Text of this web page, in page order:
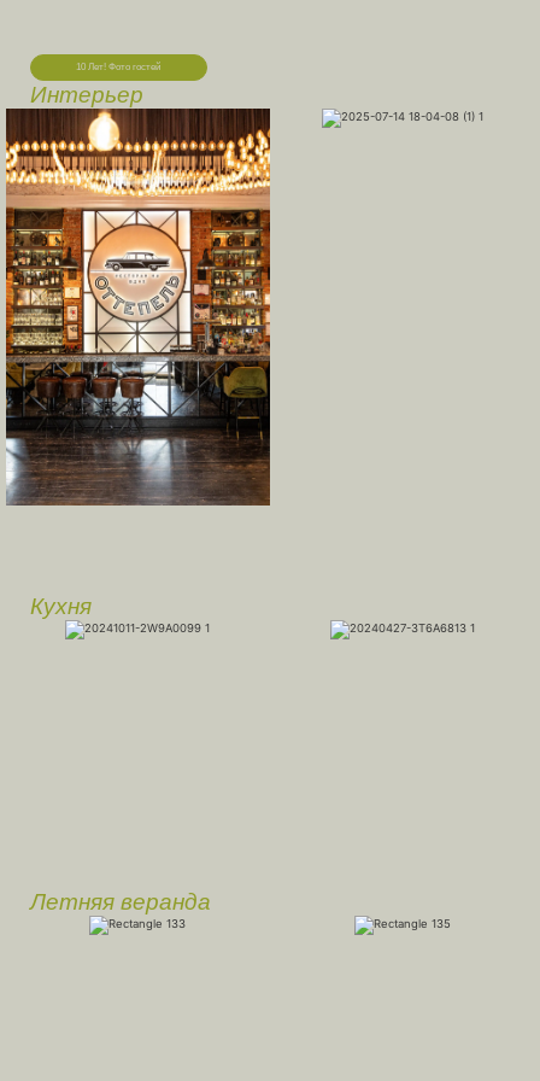
10 Лет! Фото гостей
Интерьер
Кухня
Летняя веранда